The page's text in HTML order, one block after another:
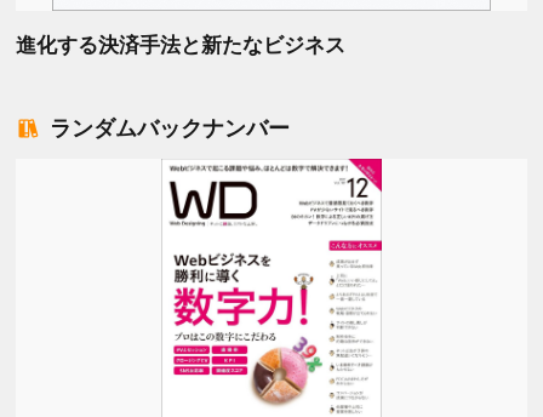
進化する決済手法と新たなビジネス
ランダムバックナンバー